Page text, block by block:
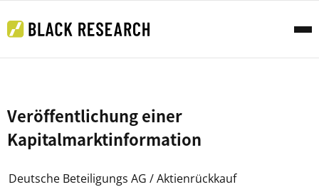
Veröffentlichung einer
Kapitalmarktinformation
Deutsche Beteiligungs AG / Aktienrückkauf